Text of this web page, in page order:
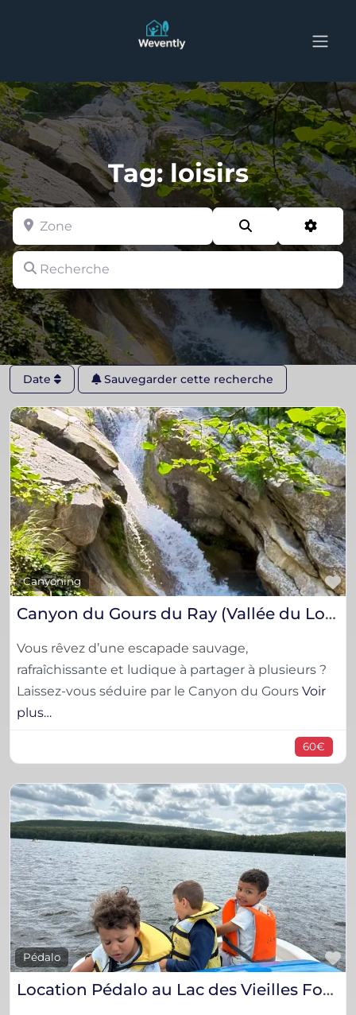
Tag: loisirs
Recherche
Zone
Date Sauvegarder cette recherche
Canyoning
Canyon du Gours du Ray (Vallée du Loup) | Canyoning en Provence – Aïgana
Vous rêvez d’une escapade sauvage,
rafraîchissante et ludique à partager à plusieurs ?
Laissez-vous séduire par le Canyon du Gours Voir
plus…
60€
Pédalo
Location Pédalo au Lac des Vieilles Forges (Ardennes) – Sortie famille & détente